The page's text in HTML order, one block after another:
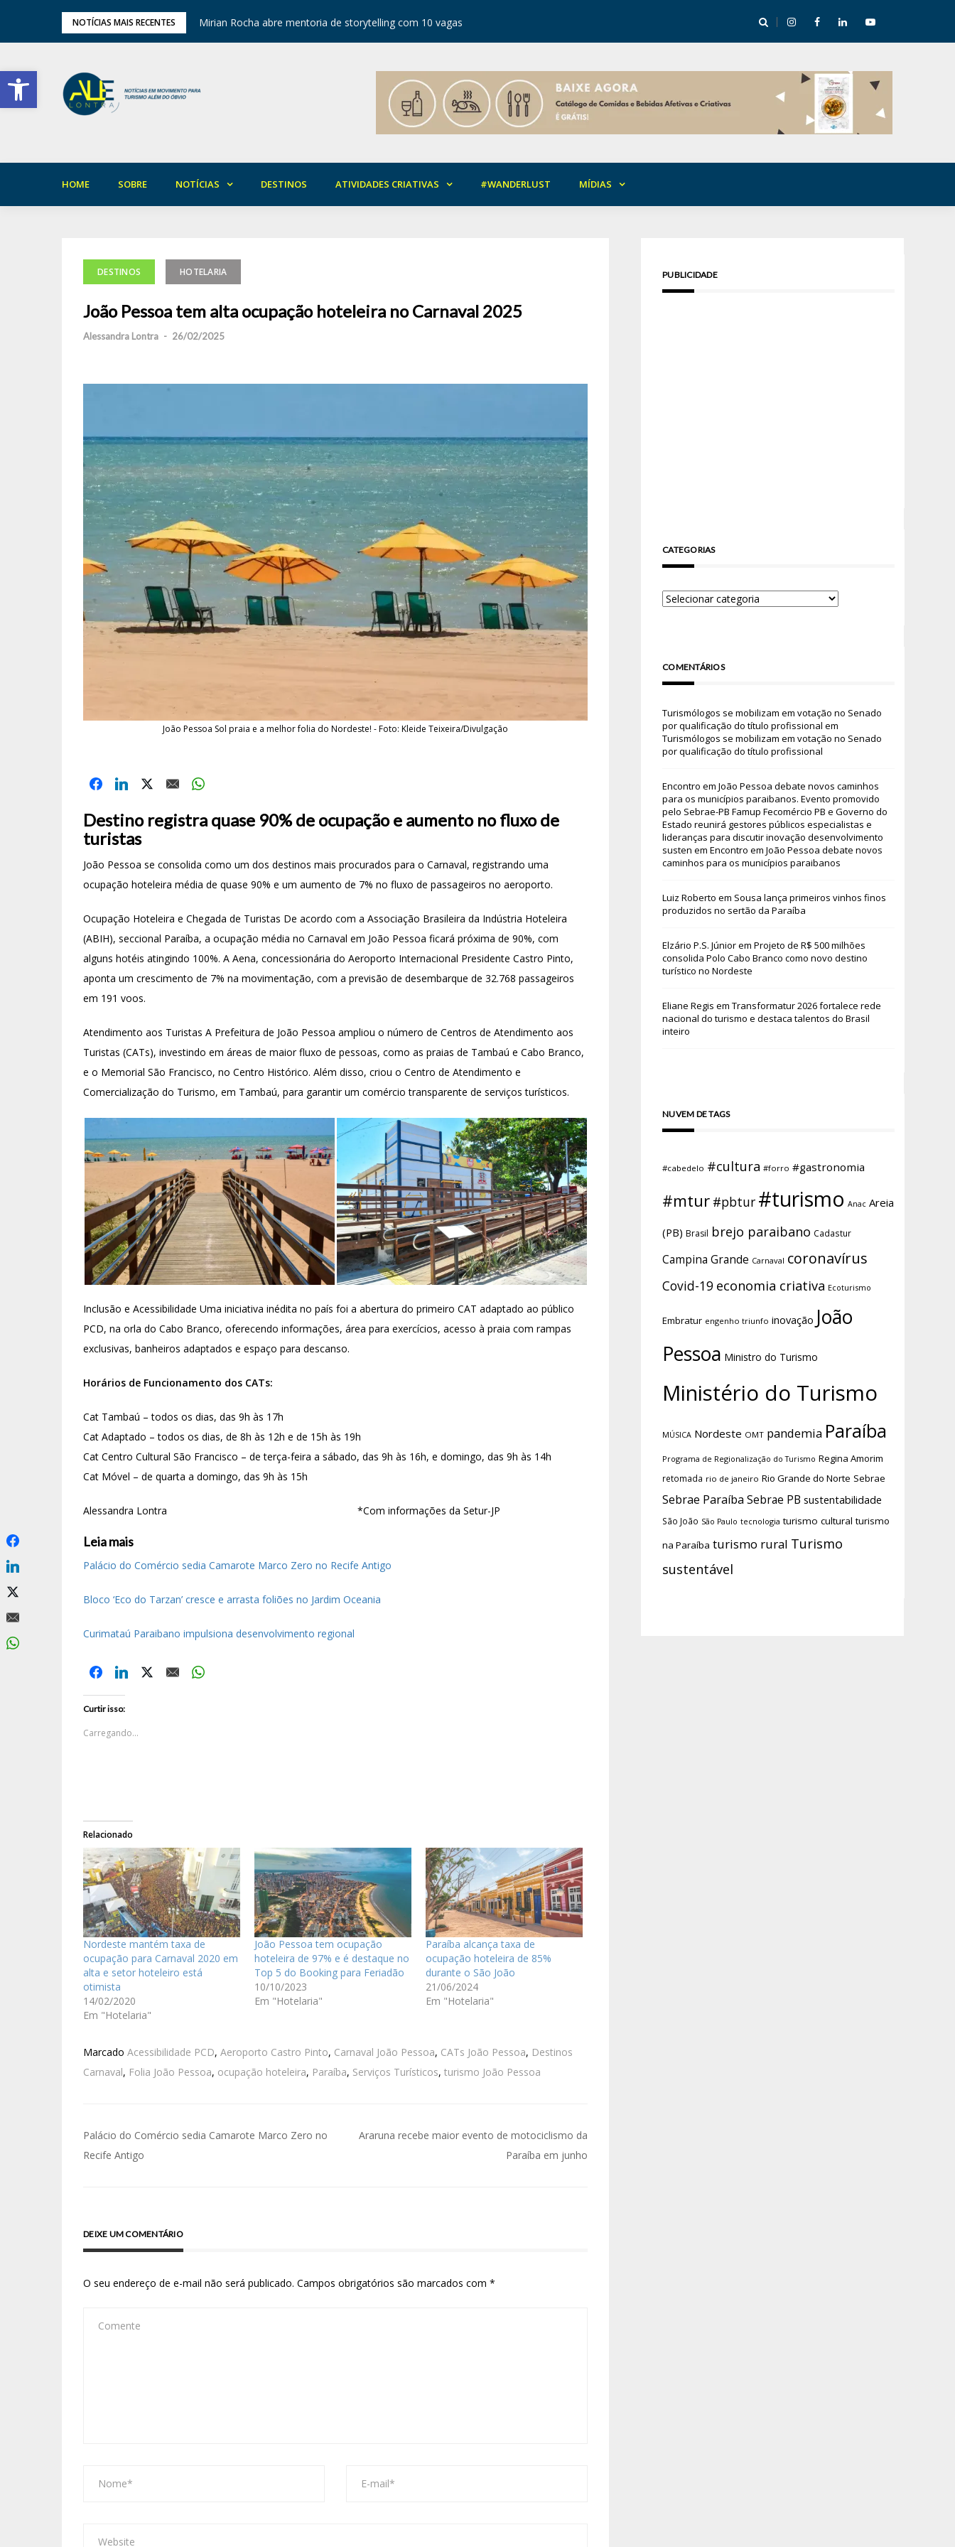
Barra de Ferramentas Aberta
NOTÍCIAS MAIS RECENTES
em Areia Mirian Rocha abre mentoria de storytelling com 10 vagas Festival de Inverno nas Serras abre temporada cultural em Cuité
HOME SOBRE NOTÍCIAS DESTINOS ATIVIDADES CRIATIVAS #WANDERLUST MÍDIAS
DESTINOS HOTELARIA
João Pessoa tem alta ocupação hoteleira no Carnaval 2025
Alessandra Lontra - 26/02/2025
João Pessoa Sol praia e a melhor folia do Nordeste! - Foto: Kleide Teixeira/Divulgação
Destino registra quase 90% de ocupação e aumento no fluxo de
turistas
João Pessoa se consolida como um dos destinos mais procurados para o Carnaval, registrando uma
ocupação hoteleira média de quase 90% e um aumento de 7% no fluxo de passageiros no aeroporto.
Ocupação Hoteleira e Chegada de Turistas De acordo com a Associação Brasileira da Indústria Hoteleira
(ABIH), seccional Paraíba, a ocupação média no Carnaval em João Pessoa ficará próxima de 90%, com
alguns hotéis atingindo 100%. A Aena, concessionária do Aeroporto Internacional Presidente Castro Pinto,
aponta um crescimento de 7% na movimentação, com a previsão de desembarque de 32.768 passageiros
em 191 voos.
Atendimento aos Turistas A Prefeitura de João Pessoa ampliou o número de Centros de Atendimento aos
Turistas (CATs), investindo em áreas de maior fluxo de pessoas, como as praias de Tambaú e Cabo Branco,
e o Memorial São Francisco, no Centro Histórico. Além disso, criou o Centro de Atendimento e
Comercialização do Turismo, em Tambaú, para garantir um comércio transparente de serviços turísticos.
Inclusão e Acessibilidade Uma iniciativa inédita no país foi a abertura do primeiro CAT adaptado ao público
PCD, na orla do Cabo Branco, oferecendo informações, área para exercícios, acesso à praia com rampas
exclusivas, banheiros adaptados e espaço para descanso.
Horários de Funcionamento dos CATs:
Cat Tambaú – todos os dias, das 9h às 17h
Cat Adaptado – todos os dias, de 8h às 12h e de 15h às 19h
Cat Centro Cultural São Francisco – de terça-feira a sábado, das 9h às 16h, e domingo, das 9h às 14h
Cat Móvel – de quarta a domingo, das 9h às 15h
Alessandra Lontra *Com informações da Setur-JP
Leia mais
Palácio do Comércio sedia Camarote Marco Zero no Recife Antigo
Bloco ‘Eco do Tarzan’ cresce e arrasta foliões no Jardim Oceania
Curimataú Paraibano impulsiona desenvolvimento regional
Curtir isso:
Carregando...
Relacionado
Nordeste mantém taxa de
ocupação para Carnaval 2020 em
alta e setor hoteleiro está
otimista
14/02/2020
Em "Hotelaria"
João Pessoa tem ocupação
hoteleira de 97% e é destaque no
Top 5 do Booking para Feriadão
10/10/2023
Em "Hotelaria"
Paraíba alcança taxa de
ocupação hoteleira de 85%
durante o São João
21/06/2024
Em "Hotelaria"
Marcado Acessibilidade PCD, Aeroporto Castro Pinto, Carnaval João Pessoa, CATs João Pessoa, Destinos
Carnaval, Folia João Pessoa, ocupação hoteleira, Paraíba, Serviços Turísticos, turismo João Pessoa
Palácio do Comércio sedia Camarote Marco Zero no
Recife Antigo
Araruna recebe maior evento de motociclismo da
Paraíba em junho
DEIXE UM COMENTÁRIO
O seu endereço de e-mail não será publicado. Campos obrigatórios são marcados com *
PUBLICIDADE
CATEGORIAS
COMENTÁRIOS
Turismólogos se mobilizam em votação no Senado
por qualificação do título profissional em
Turismólogos se mobilizam em votação no Senado
por qualificação do título profissional
Encontro em João Pessoa debate novos caminhos
para os municípios paraibanos. Evento promovido
pelo Sebrae-PB Famup Fecomércio PB e Governo do
Estado reunirá gestores públicos especialistas e
lideranças para discutir inovação desenvolvimento
susten em Encontro em João Pessoa debate novos
caminhos para os municípios paraibanos
Luiz Roberto em Sousa lança primeiros vinhos finos
produzidos no sertão da Paraíba
Elzário P.S. Júniorem Projeto de R$ 500 milhões
consolida Polo Cabo Branco como novo destino
turístico no Nordeste
Eliane Regis em Transformatur 2026 fortalece rede
nacional do turismo e destaca talentos do Brasil
inteiro
NUVEM DE TAGS
#cabedelo #cultura #forro #gastronomia
#mtur #pbtur #turismo Anac Areia
(PB) Brasil brejo paraibano Cadastur
Campina Grande Carnaval coronavírus
Covid-19 economia criativa Ecoturismo
Embratur engenho triunfo inovação João
Pessoa Ministro do Turismo
Ministério do Turismo
MÚSICA Nordeste OMT pandemia Paraíba
Programa de Regionalização do Turismo Regina Amorim
retomada rio de janeiro Rio Grande do Norte Sebrae
Sebrae Paraíba Sebrae PB sustentabilidade
São João São Paulo tecnologia turismo cultural turismo
na Paraíba turismo rural Turismo
sustentável